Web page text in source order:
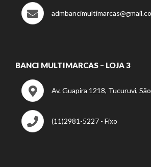
BANCI MULTIMARCAS – LOJA 3
Av. Guapira 1218, Tucuruvi,
(11)2981-5227 - Fixo